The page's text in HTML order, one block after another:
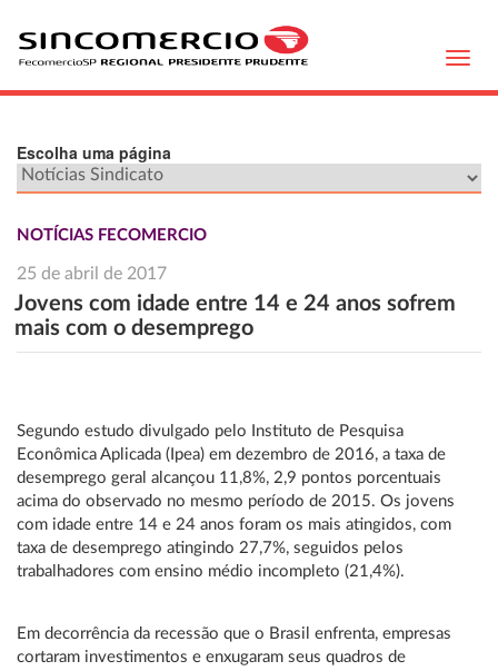
Escolha uma página
NOTÍCIAS FECOMERCIO
25 de abril de 2017
Jovens com idade entre 14 e 24 anos sofrem
mais com o desemprego
Segundo estudo divulgado pelo Instituto de Pesquisa
Econômica Aplicada (Ipea) em dezembro de 2016, a taxa de
desemprego geral alcançou 11,8%, 2,9 pontos porcentuais
acima do observado no mesmo período de 2015. Os jovens
com idade entre 14 e 24 anos foram os mais atingidos, com
taxa de desemprego atingindo 27,7%, seguidos pelos
trabalhadores com ensino médio incompleto (21,4%).
Em decorrência da recessão que o Brasil enfrenta, empresas
cortaram investimentos e enxugaram seus quadros de